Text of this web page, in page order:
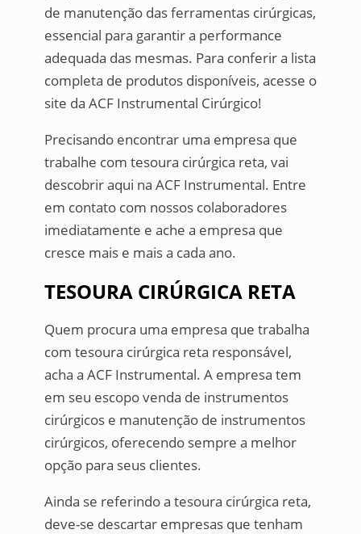
de manutenção das ferramentas cirúrgicas,
essencial para garantir a performance
adequada das mesmas. Para conferir a lista
completa de produtos disponíveis, acesse o
site da ACF Instrumental Cirúrgico!
Precisando encontrar uma empresa que
trabalhe com tesoura cirúrgica reta, vai
descobrir aqui na ACF Instrumental. Entre
em contato com nossos colaboradores
imediatamente e ache a empresa que
cresce mais e mais a cada ano.
TESOURA CIRÚRGICA RETA
Quem procura uma empresa que trabalha
com tesoura cirúrgica reta responsável,
acha a ACF Instrumental. A empresa tem
em seu escopo venda de instrumentos
cirúrgicos e manutenção de instrumentos
cirúrgicos, oferecendo sempre a melhor
opção para seus clientes.
Ainda se referindo a tesoura cirúrgica reta,
deve-se descartar empresas que tenham